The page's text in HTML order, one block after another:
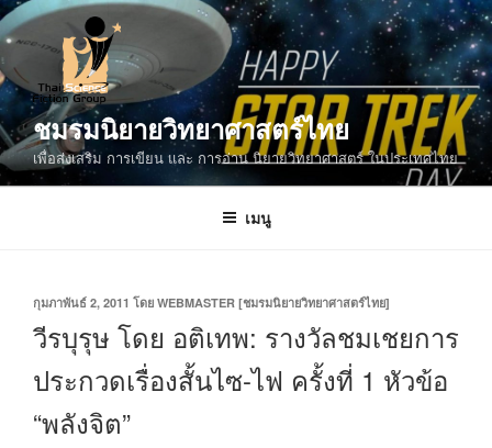
ข้าม
ไป
ยัง
บทความ
ชมรมนิยายวิทยาศาสตร์ไทย
เพื่อส่งเสริม การเขียน และ การอ่าน นิยายวิทยาศาสตร์ ในประเทศไทย
เมนู
เขียน
กุมภาพันธ์ 2, 2011 โดย WEBMASTER [ชมรมนิยายวิทยาศาสตร์ไทย]
วีรบุรุษ โดย อติเทพ: รางวัลชมเชยการ
ประกวดเรื่องสั้นไซ-ไฟ ครั้งที่ 1 หัวข้อ
“พลังจิต”